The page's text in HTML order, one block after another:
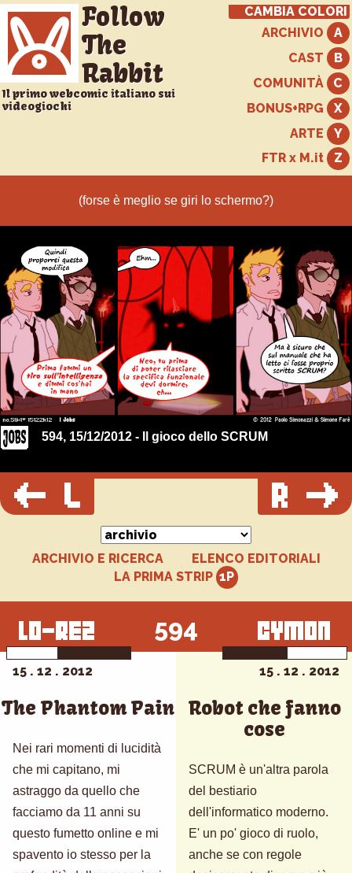
Follow
The
Rabbit
Il primo webcomic italiano sui
videogiochi
CAMBIA COLORI
ARCHIVIO
CAST
COMUNITÀ
BONUS+RPG
ARTE
FTR x M.it
594, 15/12/2012 - Il gioco dello SCRUM
ARCHIVIO E RICERCA
ELENCO EDITORIALI
LA PRIMA STRIP
594
15 . 12 . 2012
The Phantom Pain
Nei rari momenti di lucidità
che mi capitano, mi
astraggo da quello che
facciamo da 11 anni su
questo fumetto online e mi
spavento io stesso per la
15 . 12 . 2012
Robot che fanno
cose
SCRUM è un'altra parola
del bestiario
dell'informatico moderno.
E' un po' gioco di ruolo,
anche se con regole